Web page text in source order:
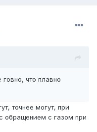
что плавно
точнее могут, при
обращением с газом при